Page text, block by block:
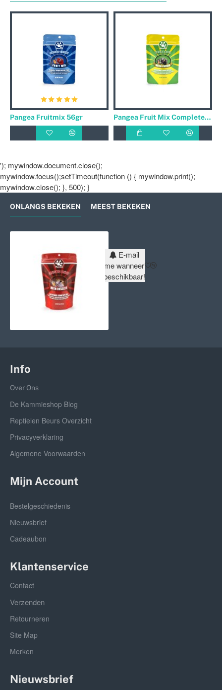
Pangea Fruitmix 56gr Pangea Fruit Mix Complete Gecko Diet Banaan / Papaya 56gr
'); mywindow.document.close();
mywindow.focus();setTimeout(function () { mywindow.print();
mywindow.close(); }, 500); }
ONLANGS BEKEKEN MEEST BEKEKEN
E-mail
me wanneer
beschikbaar!
Info
Over Ons
De Kammieshop Blog
Reptielen Beurs Overzicht
Privacyverklaring
Algemene Voorwaarden
Mijn Account
Bestelgeschiedenis
Nieuwsbrief
Cadeaubon
Klantenservice
Contact
Verzenden
Retourneren
Site Map
Merken
Nieuwsbrief